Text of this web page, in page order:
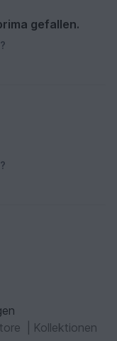
gefallen.
Kollektionen